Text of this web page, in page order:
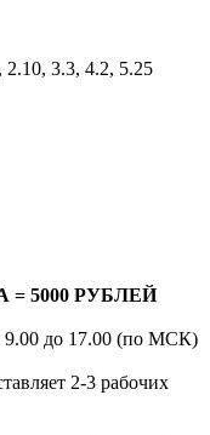
3.3, 4.2, 5.25
5000 РУБЛЕЙ
9.00 до 17.00 (по МСК)
2-3 рабочих